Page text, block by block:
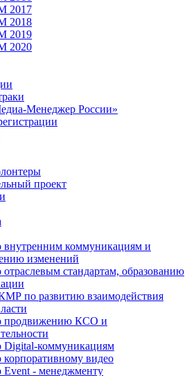
2017
2018
2019
2020
Менеджер России»
проект
внутренним коммуникациям и
изменений
стандартам, образованию
по развитию взаимодействия
продвижению КСО и
Digital-коммуникациям
корпоративному видео
Event - менеджменту